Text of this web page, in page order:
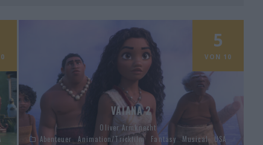
5
VON 10
VAIANA 2
Oliver Armknecht
Abenteuer
Animation/Trickfilm Fantasy Musical USA